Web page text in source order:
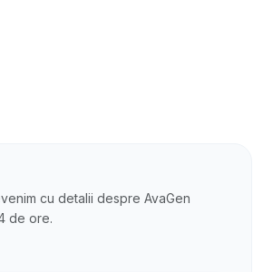
cu detalii despre AvaGen
de ore.